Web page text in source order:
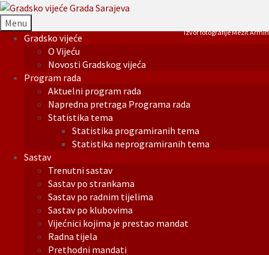
Menu
Gradsko vijeće
O Vijeću
Novosti Gradskog vijeća
Program rada
Aktuelni program rada
Napredna pretraga Programa rada
Statistika tema
Statistika programiranih tema
Statistika neprogramiranih tema
Sastav
Trenutni sastav
Sastav po strankama
Sastav po radnim tijelima
Sastav po klubovima
Vijećnici kojima je prestao mandat
Radna tijela
Prethodni mandati
Izvor fotografije Mezit Armin